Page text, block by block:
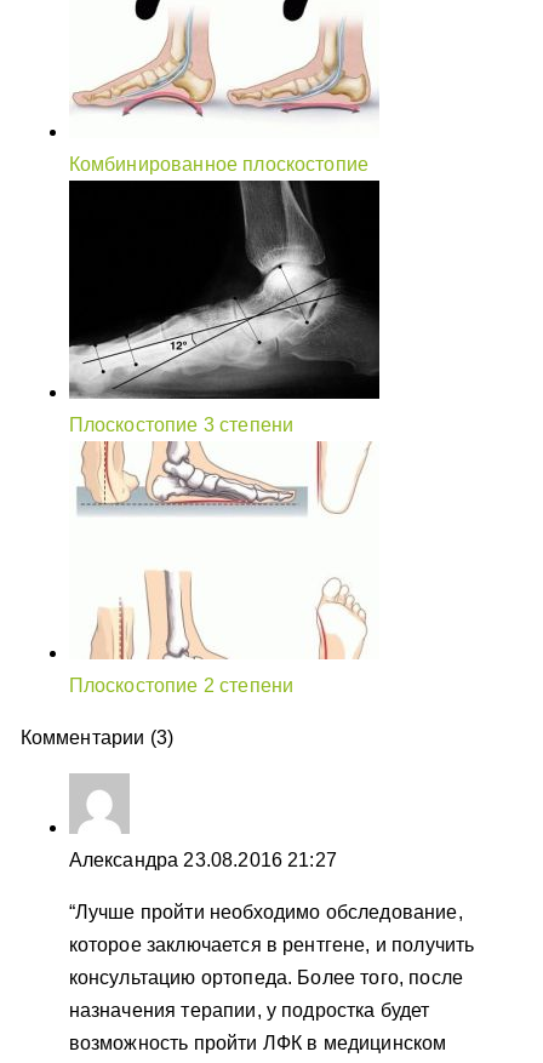
Комбинированное плоскостопие
Плоскостопие 3 степени
Плоскостопие 2 степени
Комментарии (3)
Александра 23.08.2016 21:27
“Лучше пройти необходимо обследование,
которое заключается в рентгене, и получить
консультацию ортопеда. Более того, после
назначения терапии, у подростка будет
возможность пройти ЛФК в медицинском